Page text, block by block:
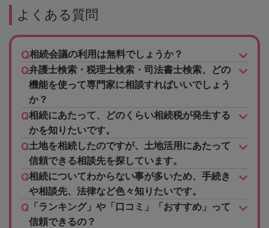
よくある質問
相続会議の利用は無料でしょうか？
弁護士検索・税理士検索・司法書士検索、どの
機能を使って専門家に相談すればいいでしょう
か？
相続にあたって、どのくらい相続税が発生する
かを知りたいです。
土地を相続したのですが、土地活用にあたって
信頼できる相談先を探しています。
相続についてわからない事が多いため、手続き
や相談先、法律など色々知りたいです。
「ランキング」や「口コミ」「おすすめ」って
信頼できるの？